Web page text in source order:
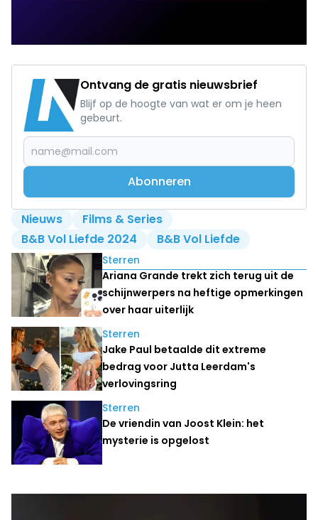
Ontvang de gratis nieuwsbrief
Blijf op de hoogte van wat er om je heen
gebeurt.
Abonneren
Nieuws
Films & Series
B&B Vol Liefde 2024
B&B Vol Liefde
Lees ook
Sterren
Ariana Grande trekt zich terug uit de
schijnwerpers na heftige opmerkingen
over haar uiterlijk
Sterren
Jake Paul betaalde dit extreme
bedrag voor Jutta Leerdam's
verlovingsring
Sterren
De vriendin van Joost Klein: het
mysterie is opgelost
Laatste nieuws